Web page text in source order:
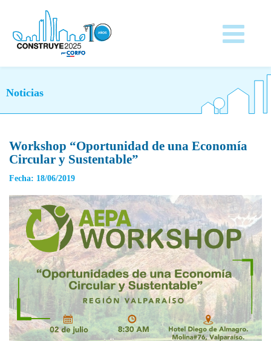
Noticias
Workshop “Oportunidad de una Economía
Circular y Sustentable”
Fecha: 18/06/2019